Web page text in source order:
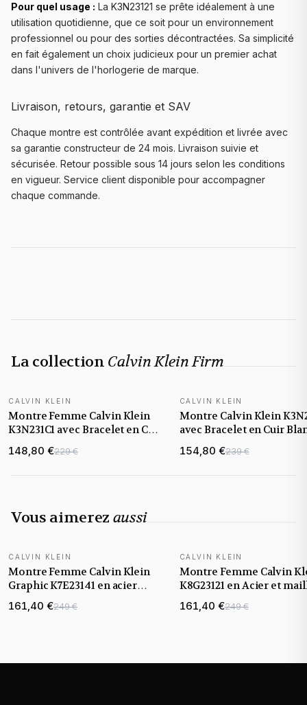
Pour quel usage : La K3N23121 se prête idéalement à une
utilisation quotidienne, que ce soit pour un environnement
professionnel ou pour des sorties décontractées. Sa simplicité
en fait également un choix judicieux pour un premier achat
dans l'univers de l'horlogerie de marque.
Livraison, retours, garantie et SAV
Chaque montre est contrôlée avant expédition et livrée avec
sa garantie constructeur de 24 mois. Livraison suivie et
sécurisée. Retour possible sous 14 jours selon les conditions
en vigueur. Service client disponible pour accompagner
chaque commande.
La collection Calvin Klein Firm
CALVIN KLEIN
Montre Femme Calvin Klein
K3N231C1 avec Bracelet en Cuir
Noir
148,80 €229 €
CALVIN KLEIN
Montre Calvin Klein
avec Bracelet en Cuir
154,80 €239 €
Vous aimerez aussi
CALVIN KLEIN
Montre Femme Calvin Klein
Graphic K7E23141 en acier
cadran noir
161,40 €249 €
CALVIN KLEIN
Montre Femme Calvin
K8G23121 en Acier et
milanaise
161,40 €249 €